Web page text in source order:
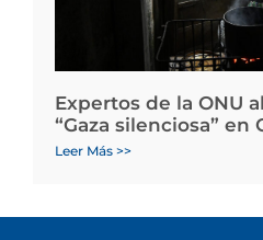
Expertos de la ONU
“Gaza silenciosa” en
Leer Más >>